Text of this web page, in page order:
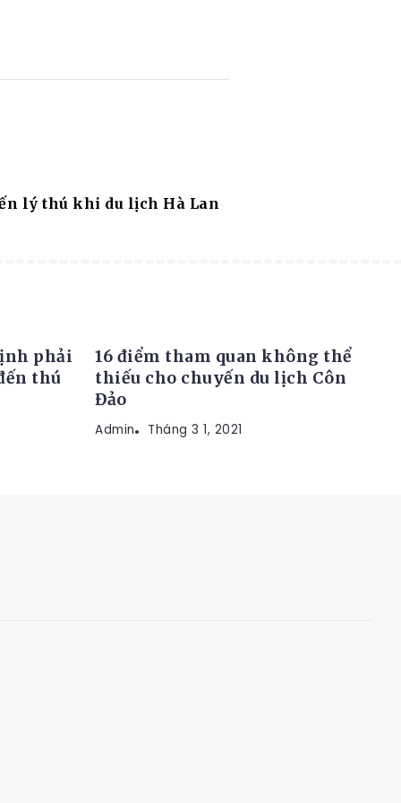
lý thú khi du lịch Hà Lan
phải
thú
16 điểm tham quan không thể
thiếu cho chuyến du lịch Côn
Đảo
Admin Tháng 3 1, 2021